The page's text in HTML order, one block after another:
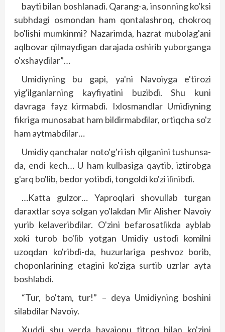
bayti bilan boshlanadi. Qarang-a, insonning ko'ksi
subhdagi osmondan ham qontalashroq, chokroq
bo'lishi mumkinmi? Nazarimda, hazrat mubolag'ani
aqlbovar qilmaydigan darajada oshirib yuborganga
o'xshaydilar”…
Umidiyning bu gapi, ya'ni Navoiyga e'tirozi
yig'ilganlarning kayfiyatini buzibdi. Shu kuni
davraga fayz kirmabdi. Ixlosmandlar Umidiyning
fikriga munosabat ham bildirmabdilar, ortiqcha so'z
ham aytmabdilar…
Umidiy qanchalar noto'g'ri ish qilganini tushunsa-
da, endi kech… U ham kulbasiga qaytib, iztirobga
g'arq bo'lib, bedor yotibdi, tongoldi ko'zi ilinibdi.
…Katta gulzor… Yaproqlari shovullab turgan
daraxtlar soya solgan yo'lakdan Mir Alisher Navoiy
yurib kelaveribdilar. O'zini befarosatlikda ayblab
xoki turob bo'lib yotgan Umidiy ustodi komilni
uzoqdan ko'ribdi-da, huzurlariga peshvoz borib,
choponlarining etagini ko'ziga surtib uzr­lar ayta
boshlabdi.
“Tur, bo'tam, tur!” – deya Umidiyning boshini
silabdilar Navoiy.
Xuddi shu yerda hayajonu titroq bilan ko'zini